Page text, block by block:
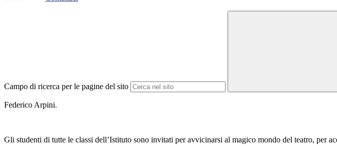
Campo di ricerca per le pagine del sito
Federico Arpini.
Gli studenti di tutte le classi dell’Istituto sono invitati per avvicinarsi al magico mondo del teatro, per